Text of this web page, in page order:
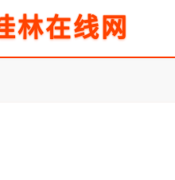
林在线网